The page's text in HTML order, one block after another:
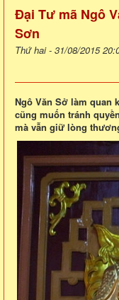
Đại Tư mã Ngô
Sơn
Thứ hai - 31/08/2015
Ngô Văn Sở làm quan
cũng muốn tránh
mà vẫn giữ lòng